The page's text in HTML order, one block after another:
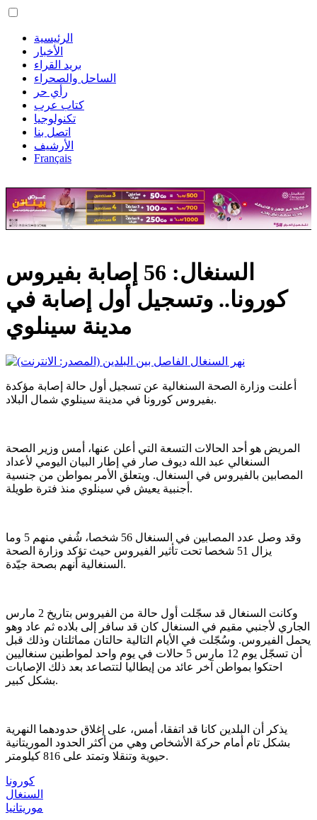
الرئيسية
الأخبار
بريد القراء
الساحل والصحراء
رأي حر
كتاب عرب
تكنولوجيا
اتصل بنا
الأرشيف
Français
السنغال: 56 إصابة بفيروس
كورونا.. وتسجيل أول إصابة في
مدينة سينلوي
أعلنت وزارة الصحة السنغالية عن تسجيل أول حالة إصابة مؤكدة
بفيروس كورونا في مدينة سينلوي شمال البلاد.
المريض هو أحد الحالات التسعة التي أعلن عنها، أمس وزير الصحة
السنغالي عبد الله ديوف صار في إطار البيان اليومي لأعداد
المصابين بالفيروس في السنغال. ويتعلق الأمر بمواطن من جنسية
أجنبية يعيش في سينلوي منذ فترة طويلة.
وقد وصل عدد المصابين في السنغال 56 شخصا، شُفي منهم 5 وما
يزال 51 شخصا تحت تأثير الفيروس حيث تؤكد وزارة الصحة
السنغالية أنهم بصحة جيّدة.
وكانت السنغال قد سجّلت أول حالة من الفيروس بتاريخ 2 مارس
الجاري لأجنبي مقيم في السنغال كان قد سافر إلى بلاده ثم عاد وهو
يحمل الفيروس. وسُجّلت في الأيام التالية حالتان مماثلتان وذلك قبل
أن تسجّل يوم 12 مارس 5 حالات في يوم واحد لمواطنين سنغاليين
احتكوا بمواطن آخر عائد من إيطاليا لتتصاعد بعد ذلك الإصابات
بشكل كبير.
يذكر أن البلدين كانا قد اتفقا، أمس، على إغلاق حدودهما النهرية
بشكل تام أمام حركة الأشخاص وهي من أكثر الحدود الموريتانية
حيوية وتنقلا وتمتد على 816 كيلومتر.
كورونا
السنغال
موريتانيا